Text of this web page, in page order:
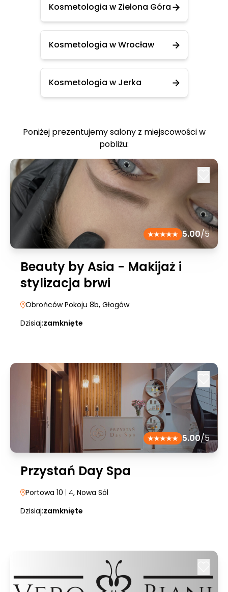
Kosmetologia w Zielona Góra
Kosmetologia w Wrocław
Kosmetologia w Jerka
Poniżej prezentujemy salony z miejscowości w
pobliżu:
5.00/5
Beauty by Asia - Makijaż i
stylizacja brwi
Obrońców Pokoju 8b, Głogów
Dzisiaj:zamknięte
5.00/5
Przystań Day Spa
Portowa 10 | 4, Nowa Sól
Dzisiaj:zamknięte